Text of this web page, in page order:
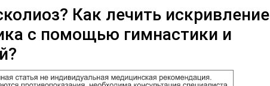
Как лечить искривление
с помощью гимнастики и